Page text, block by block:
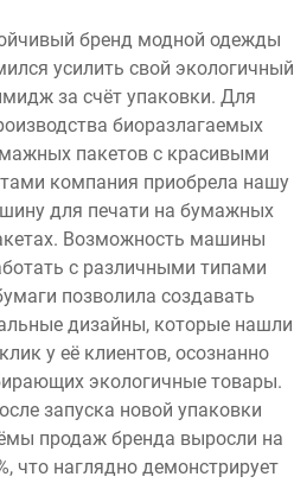
бренд модной одежды
усилить свой экологичный
за счёт упаковки. Для
биоразлагаемых
пакетов с красивыми
компания приобрела нашу
для печати на бумажных
Возможность машины
с различными типами
позволила создавать
дизайны, которые нашли
у её клиентов, осознанно
экологичные товары.
запуска новой упаковки
продаж бренда выросли на
что наглядно демонстрирует